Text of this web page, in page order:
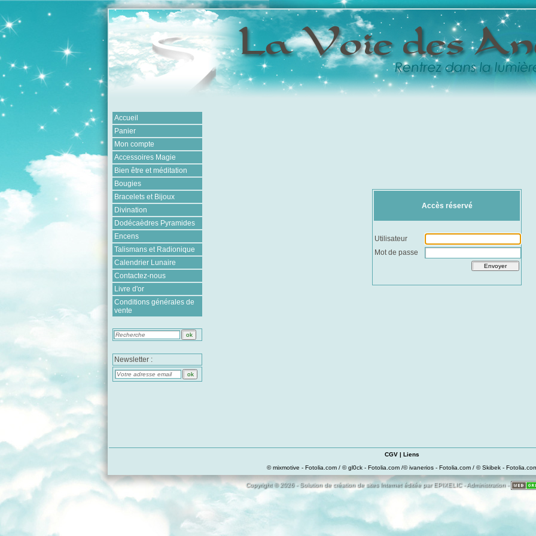
Accueil
Panier
Mon compte
Accessoires Magie
Bien être et méditation
Bougies
Bracelets et Bijoux
Divination
Dodécaèdres Pyramides
Encens
Talismans et Radionique
Calendrier Lunaire
Contactez-nous
Livre d'or
Conditions générales de
vente
Newsletter :
Accès réservé
Utilisateur
Mot de passe
CGV | Liens
© mixmotive - Fotolia.com / © gl0ck - Fotolia.com /© ivanerios - Fotolia.com / © Skibek -
Copyright © 2026 - Solution de création de sites Internet éditée par EPIXELIC- Administration-